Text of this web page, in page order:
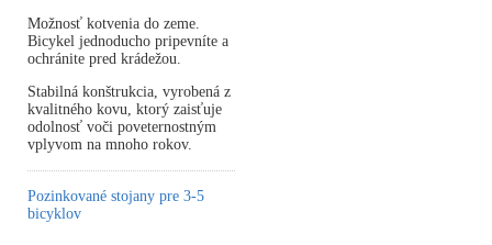
Možnosť kotvenia do zeme.
Bicykel jednoducho pripevníte a
ochránite pred krádežou.
Stabilná konštrukcia, vyrobená z
kvalitného kovu, ktorý zaisťuje
odolnosť voči poveternostným
vplyvom na mnoho rokov.
Pozinkované stojany pre 3-5
bicyklov